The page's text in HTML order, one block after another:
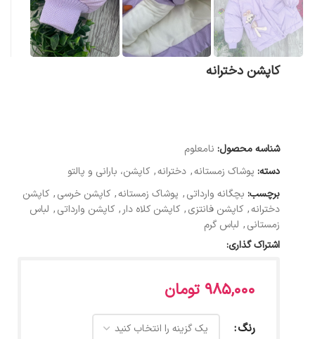
کاپشن دخترانه
شناسه محصول: نامعلوم
دسته: پوشاک زمستانه, دخترانه, کاپشن، بارانی و پالتو
برچسب: بچگانه وارداتی, پوشاک زمستانه, کاپشن خرسی, کاپشن
دخترانه, کاپشن فانتزی, کاپشن کلاه دار, کاپشن وارداتی, لباس
زمستانی, لباس گرم
اشتراک گذاری:
985,000 تومان
رنگ